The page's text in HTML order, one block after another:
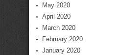
May 2020
April 2020
March 2020
February 2020
January 2020